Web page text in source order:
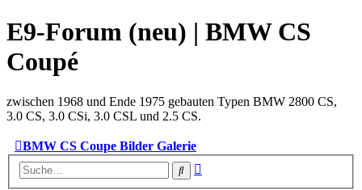
E9-Forum (neu) | BMW CS
Coupé
zwischen 1968 und Ende 1975 gebauten Typen BMW 2800 CS,
3.0 CS, 3.0 CSi, 3.0 CSL und 2.5 CS.
BMW CS Coupe Bilder Galerie
Suche